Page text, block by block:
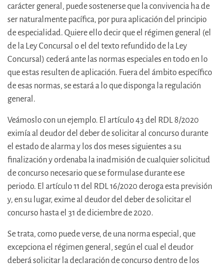
carácter general, puede sostenerse que la convivencia ha de
ser naturalmente pacífica, por pura aplicación del principio
de especialidad. Quiere ello decir que el régimen general (el
de la Ley Concursal o el del texto refundido de la Ley
Concursal) cederá ante las normas especiales en todo en lo
que estas resulten de aplicación. Fuera del ámbito específico
de esas normas, se estará a lo que disponga la regulación
general.
Veámoslo con un ejemplo. El artículo 43 del RDL 8/2020
eximía al deudor del deber de solicitar al concurso durante
el estado de alarma y los dos meses siguientes a su
finalización y ordenaba la inadmisión de cualquier solicitud
de concurso necesario que se formulase durante ese
periodo. El artículo 11 del RDL 16/2020 deroga esta previsión
y, en su lugar, exime al deudor del deber de solicitar el
concurso hasta el 31 de diciembre de 2020.
Se trata, como puede verse, de una norma especial, que
excepciona el régimen general, según el cual el deudor
deberá solicitar la declaración de concurso dentro de los